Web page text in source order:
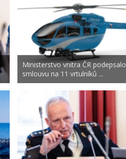
Ministerstvo vnitra ČR podepsalo
smlouvu na 11 vrtulníků ...